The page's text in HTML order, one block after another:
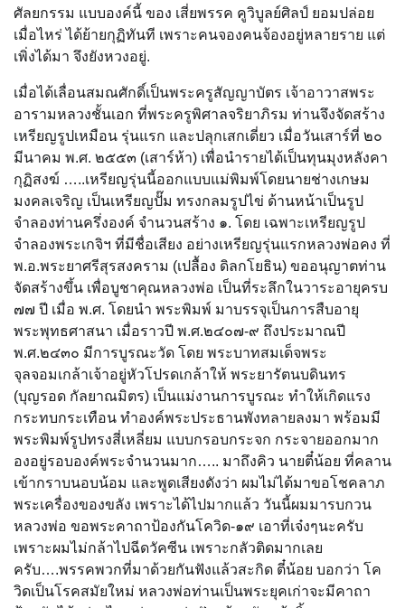
ศัลยกรรม แบบองค์นี้ ของ เสี่ยพรรค คูวิบูลย์ศิลป์ ยอมปล่อย
เมื่อไหร่ ได้ย้ายกุฏิทันที เพราะคนจองคนจ้องอยู่หลายราย แต่
เพิ่งได้มา จึงยังหวงอยู่.
เมื่อได้เลื่อนสมณศักดิ์เป็นพระครูสัญญาบัตร เจ้าอาวาสพระ
อารามหลวงชั้นเอก ที่พระครูพิศาลจริยาภิรม ท่านจึงจัดสร้าง
เหรียญรูปเหมือน รุ่นแรก และปลุกเสกเดี่ยว เมื่อวันเสาร์ที่ ๒๐
มีนาคม พ.ศ. ๒๕๕๓ (เสาร์ห้า) เพื่อนำรายได้เป็นทุนมุงหลังคา
กุฏิสงฆ์ …..เหรียญรุ่นนี้ออกแบบแม่พิมพ์โดยนายช่างเกษม
มงคลเจริญ เป็นเหรียญปั๊ม ทรงกลมรูปไข่ ด้านหน้าเป็นรูป
จำลองท่านครึ่งองค์ จำนวนสร้าง ๑. โดย เฉพาะเหรียญรูป
จำลองพระเกจิฯ ที่มีชื่อเสียง อย่างเหรียญรุ่นแรกหลวงพ่อคง ที่
พ.อ.พระยาศรีสุรสงคราม (เปลื้อง ดิลกโยธิน) ขออนุญาตท่าน
จัดสร้างขึ้น เพื่อบูชาคุณหลวงพ่อ เป็นที่ระลึกในวาระอายุครบ
๗๗ ปี เมื่อ พ.ศ. โดยนำ พระพิมพ์ มาบรรจุเป็นการสืบอายุ
พระพุทธศาสนา เมื่อราวปี พ.ศ.๒๔๐๗-๙ ถึงประมาณปี
พ.ศ.๒๔๓๐ มีการบูรณะวัด โดย พระบาทสมเด็จพระ
จุลจอมเกล้าเจ้าอยู่หัวโปรดเกล้าให้ พระยารัตนบดินทร
(บุญรอด กัลยาณมิตร) เป็นแม่งานการบูรณะ ทำให้เกิดแรง
กระทบกระเทือน ทำองค์พระประธานพังทลายลงมา พร้อมมี
พระพิมพ์รูปทรงสี่เหลี่ยม แบบกรอบกระจก กระจายออกมาก
องอยู่รอบองค์พระจำนวนมาก….. มาถึงคิว นายตี๋น้อย ที่คลาน
เข้ากราบนอบน้อม และพูดเสียงดังว่า ผมไม่ได้มาขอโชคลาภ
พระเครื่องของขลัง เพราะได้ไปมากแล้ว วันนี้ผมมารบกวน
หลวงพ่อ ขอพระคาถาป้องกันโควิด-๑๙ เอาที่เจ๋งๆนะครับ
เพราะผมไม่กล้าไปฉีดวัคซีน เพราะกลัวติดมากเลย
ครับ….พรรคพวกที่มาด้วยกันฟังแล้วสะกิด ตี๋น้อย บอกว่า โค
วิดเป็นโรคสมัยใหม่ หลวงพ่อท่านเป็นพระยุคเก่าจะมีคาถา